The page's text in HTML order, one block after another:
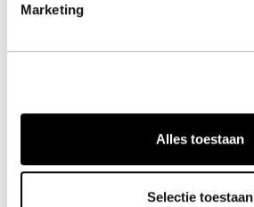
Marketing
Alles toestaan
Selectie toestaan